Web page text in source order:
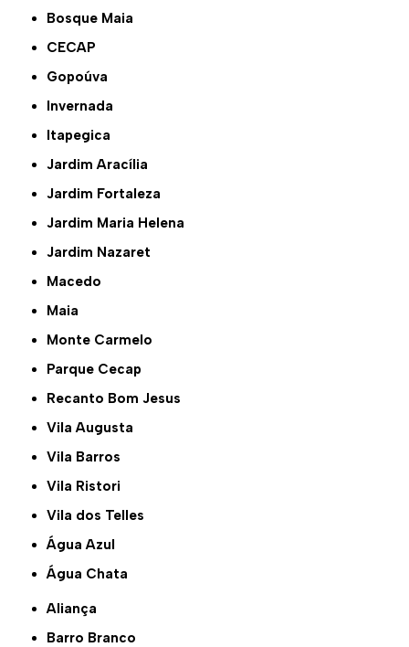
Bosque Maia
CECAP
Gopoúva
Invernada
Itapegica
Jardim Aracília
Jardim Fortaleza
Jardim Maria Helena
Jardim Nazaret
Macedo
Maia
Monte Carmelo
Parque Cecap
Recanto Bom Jesus
Vila Augusta
Vila Barros
Vila Ristori
Vila dos Telles
Água Azul
Água Chata
Aliança
Barro Branco